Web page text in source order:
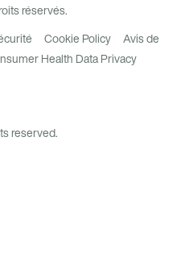
réservés.
Cookie Policy
Avis de
Health Data Privacy
reserved.